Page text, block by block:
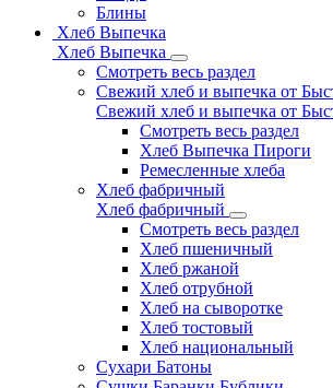
Блины
Хлеб Выпечка
Хлеб Выпечка
Смотреть весь раздел
Свежий хлеб и выпечка от
Свежий хлеб и выпечка от
Смотреть весь раздел
Хлеб Выпечка Пироги
Ремесленные хлеба
Хлеб фабричный
Хлеб фабричный
Смотреть весь раздел
Хлеб пшеничный
Хлеб ржаной
Хлеб отрубной
Хлеб на сыворотке
Хлеб тостовый
Хлеб национальный
Сухари Батоны